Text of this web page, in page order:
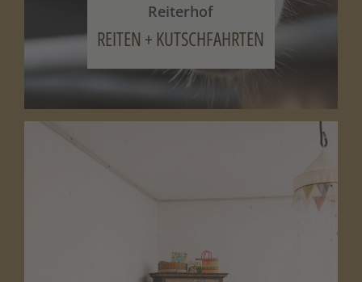
Reiterhof
REITEN + KUTSCHFAHRTEN